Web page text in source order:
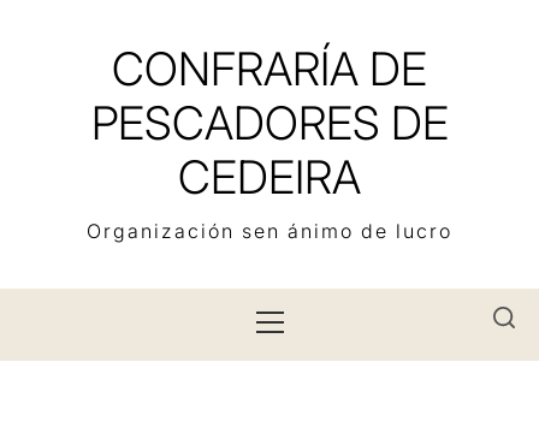
CONFRARÍA DE
PESCADORES DE
CEDEIRA
Organización sen ánimo de lucro
Menu